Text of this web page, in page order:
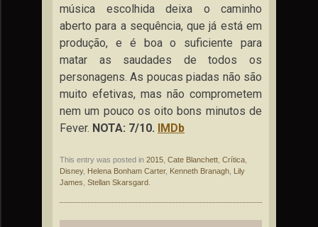
música escolhida deixa o caminho
aberto para a sequência, que já está em
produção, e é boa o suficiente para
matar as saudades de todos os
personagens. As poucas piadas não são
muito efetivas, mas não comprometem
nem um pouco os oito bons minutos de
Fever. NOTA: 7/10. IMDb
This entry was posted in 2015 Cate Blanchett Crítica
Disney, Helena Bonham Carter, Kenneth Branagh
Lily
James Stellan Skarsgard